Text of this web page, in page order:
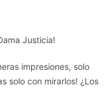
Justicia!
impresiones, solo
solo con mirarlos! ¿Los